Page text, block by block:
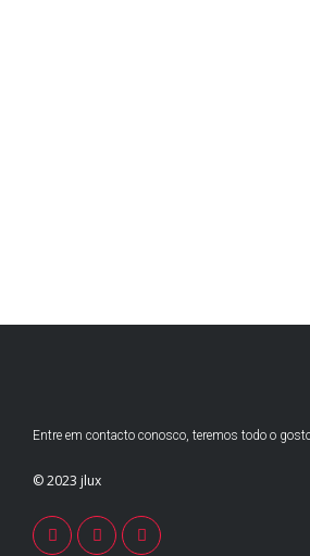
Entre em contacto conosco, teremos todo o
© 2023 jlux